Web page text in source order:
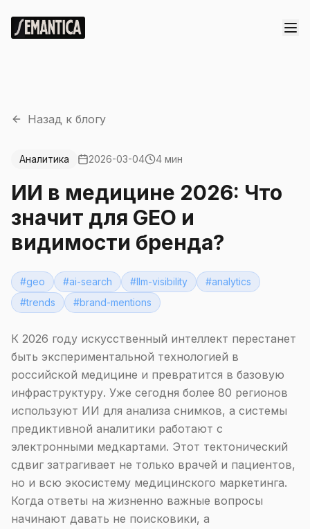
Назад к блогу
Аналитика 2026-03-04 4 мин
ИИ в медицине 2026: Что
значит для GEO и
видимости бренда?
#geo #ai-search #llm-visibility #analytics
#trends #brand-mentions
К 2026 году искусственный интеллект перестанет
быть экспериментальной технологией в
российской медицине и превратится в базовую
инфраструктуру. Уже сегодня более 80 регионов
используют ИИ для анализа снимков, а системы
предиктивной аналитики работают с
электронными медкартами. Этот тектонический
сдвиг затрагивает не только врачей и пациентов,
но и всю экосистему медицинского маркетинга.
Когда ответы на жизненно важные вопросы
начинают давать не поисковики, а